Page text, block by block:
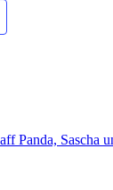
Panda, Sascha